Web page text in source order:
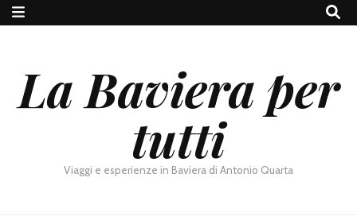
La Baviera per
tutti
Viaggi e esperienze in Baviera di Antonio Quarta